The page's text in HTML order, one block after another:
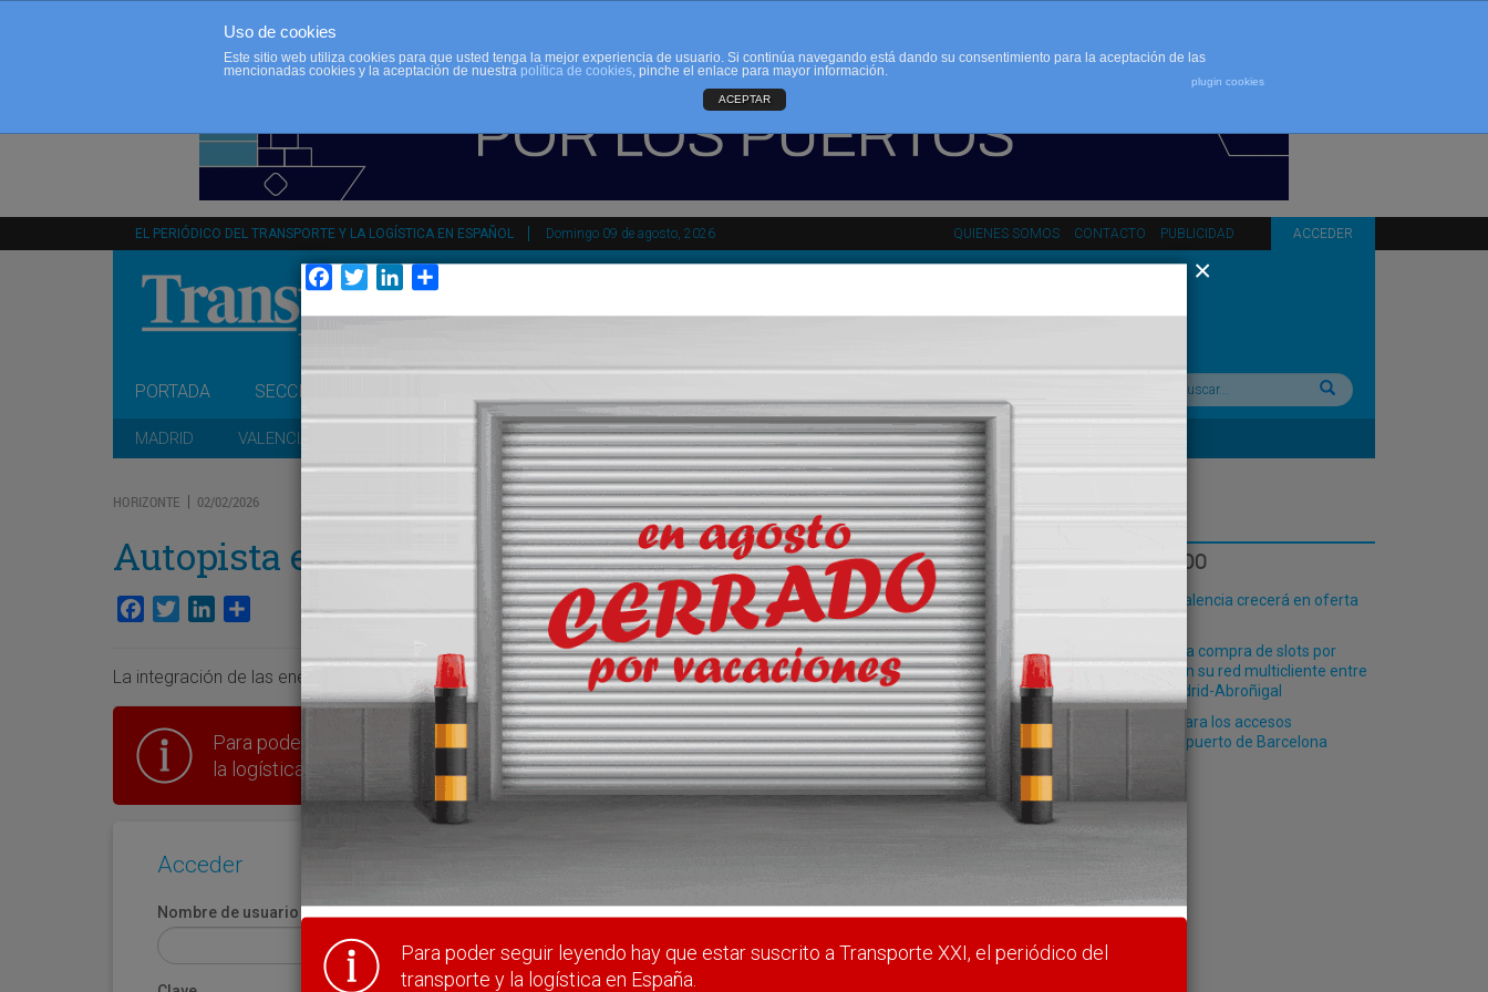
QUIENES SOMOS CONTACTO PUBLICIDAD ACCEDER
EL PERIÓDICO DEL TRANSPORTE Y LA LOGÍSTICA EN ESPAÑOL Domingo 09 de agosto, 2026
PORTADA SECCIONES
MADRID VALENCIA ANDALUCÍA PAÍS VASCO ESPAÑA INTERNACIONAL
HORIZONTE 02/02/2026
Autopista energética
Facebook
TwitterLinkedInCompartir
La integración de las energías limpias y más baratas, una prioridad para la UE
Para poder seguir leyendo hay que estar suscrito a Transporte XXI, el periódico del transporte y
la logística en España.
Acceder
Nombre de usuario Nombre de usuario (elija un nombre)*
LO MÁS LEÍDO
El Puerto de Valencia crecerá en oferta
Renfe ofrece la compra de slots por
plataformas en su red multicliente entre
Valencia y Madrid-Abroñigal
Nuevo plazo para los accesos
ferroviarios al puerto de Barcelona
Uso de cookies
Este sitio web utiliza cookies para que usted tenga la mejor experiencia de usuario. Si continúa navegando está dando su consentimiento para la aceptación de las
mencionadas cookies y la aceptación de nuestra política de cookies, pinche el enlace para mayor información.
plugin cookies
ACEPTAR
Facebook
TwitterLinkedIn
Para poder seguir leyendo hay que estar suscrito a Transporte XXI, el periódico del
transporte y la logística en España.